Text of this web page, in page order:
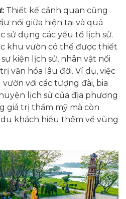
Thiết kế cảnh quan cũng
nối giữa hiện tại và quá
sử dụng các yếu tố lịch sử.
khu vườn có thể được thiết
kiện lịch sử, nhân vật nổi
văn hóa lâu đời. Ví dụ, việc
với các tượng đài, bia
lịch sử của địa phương
giá trị thẩm mỹ mà còn
khách hiểu thêm về vùng